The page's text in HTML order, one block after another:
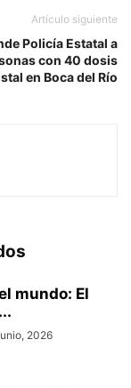
Artículo siguiente
Policía Estatal a
con 40 dosis
en Boca del Río
mundo: El
2026